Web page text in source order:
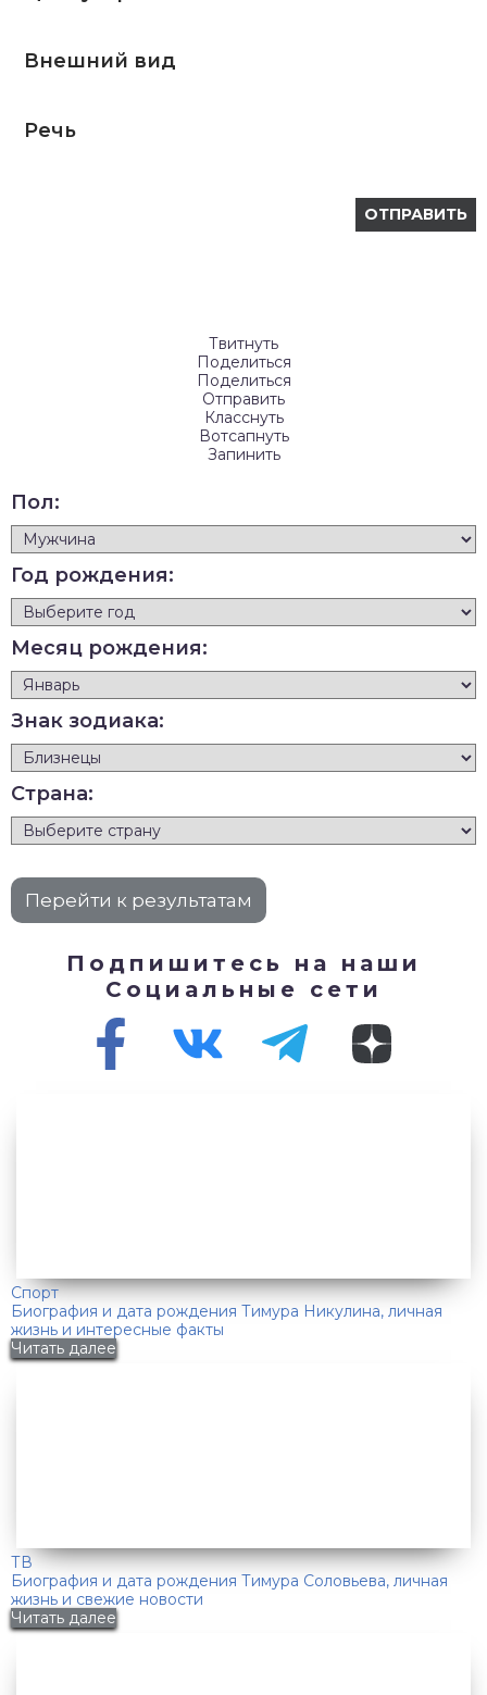
Внешний вид
Речь
Твитнуть
Поделиться
Поделиться
Отправить
Класснуть
Вотсапнуть
Запинить
Пол:
Год рождения:
Месяц рождения:
Знак зодиака:
Страна:
Подпишитесь на наши
Социальные сети
Спорт
Биография и дата рождения Тимура Никулина, личная
жизнь и интересные факты
Читать далее
ТВ
Биография и дата рождения Тимура Соловьева, личная
жизнь и свежие новости
Читать далее